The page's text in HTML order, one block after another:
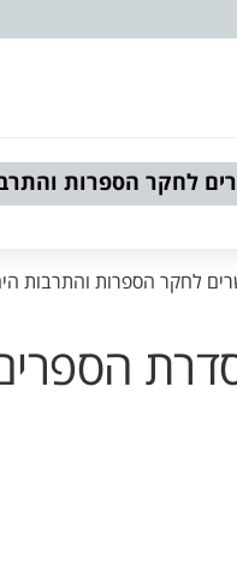
לחקר הספרות
לחקר הספרות והתרבות